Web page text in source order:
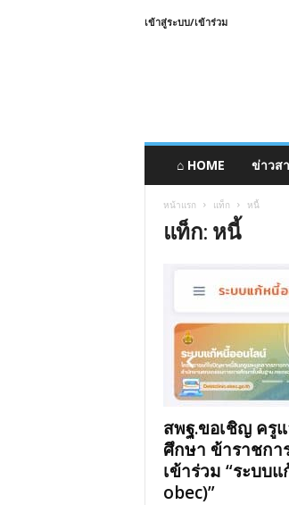
เข้าสู่ระบบ/เข้าร่วม
⌂ HOME ข่าวส
หน้าแรก แท็ก หนี้
แท็ก: หนี้
สพฐ.ขอเชิญ ครู
ศึกษา ข้าราชกา
เข้าร่วม “ระบบ
obec)”